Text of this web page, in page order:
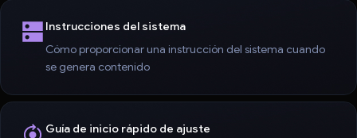
Instrucciones del sistema
Cómo proporcionar una instrucción del sistema cuando
se genera contenido
Guía de inicio rápido de ajuste